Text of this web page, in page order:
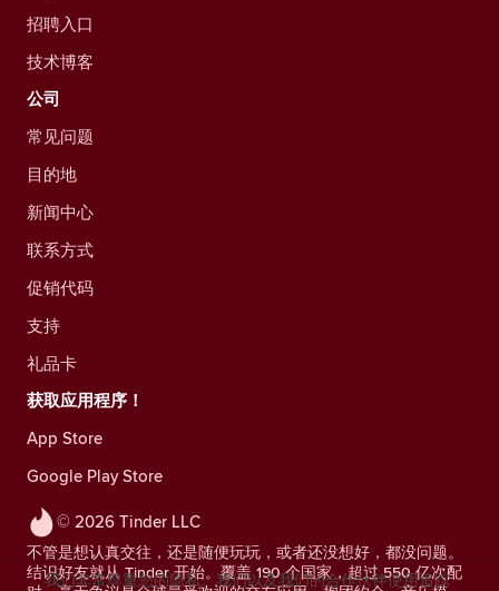
© 2026 Tinder LLC
不管是想认真交往，还是随便玩玩，或者还没想好，都没问题。
结识好友就从 Tinder 开始。覆盖 190 个国家，超过 550 亿次配
招聘入口
技术博客
公司
常见问题
目的地
新闻中心
联系方式
促销代码
支持
礼品卡
获取应用程序！
App Store
Google Play Store
我们非常尊重您的隐私。我们以及我们的合作伙伴使用追踪